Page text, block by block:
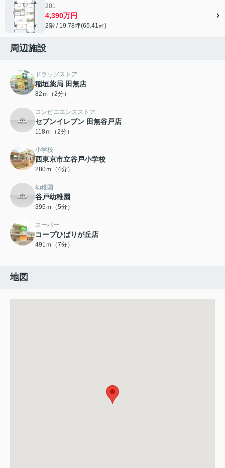
201
4,390万円
2階 / 19.78坪(65.41㎡)
周辺施設
ドラッグストア
稲垣薬局 田無店
82ｍ（2分）
コンビニエンスストア
セブンイレブン 田無谷戸店
118ｍ（2分）
小学校
西東京市立谷戸小学校
280ｍ（4分）
幼稚園
谷戸幼稚園
395ｍ（5分）
スーパー
コープひばりが丘店
491ｍ（7分）
地図